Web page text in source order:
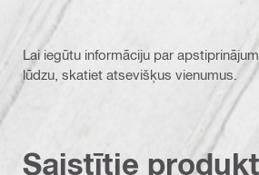
Lai iegūtu informāciju par
lūdzu, skatiet atsevišķus vienumus.
Saistītie